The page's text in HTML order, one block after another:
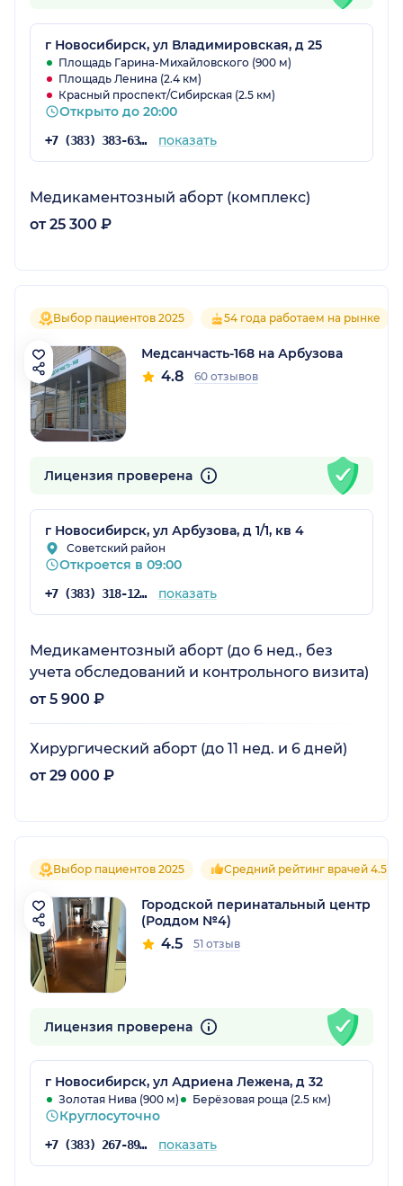
г Новосибирск, ул Владимировская, д 25
Площадь Гарина-Михайловского (900 м)
Площадь Ленина (2.4 км)
Красный проспект/Сибирская (2.5 км)
Открыто до 20:00
+7 (383) 383-63-48 показать
Медикаментозный аборт (комплекс)
от 25 300 ₽
Выбор пациентов 2025 54 года работаем на рынке
Медсанчасть-168 на Арбузова
4.8 60 отзывов
Лицензия проверена
г Новосибирск, ул Арбузова, д 1/1, кв 4
Советский район
Откроется в 09:00
+7 (383) 318-12-64 показать
Медикаментозный аборт (до 6 нед., без
учета обследований и контрольного визита)
от 5 900 ₽
Хирургический аборт (до 11 нед. и 6 дней)
от 29 000 ₽
Выбор пациентов 2025 Средний рейтинг врачей 4.5
Городской перинатальный центр
(Роддом №4)
4.5 51 отзыв
Лицензия проверена
г Новосибирск, ул Адриена Лежена, д 32
Золотая Нива (900 м) Берёзовая роща (2.5 км)
Круглосуточно
+7 (383) 267-89-77 показать